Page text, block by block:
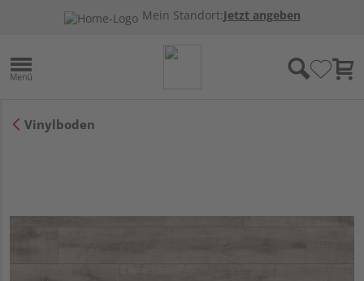
Mein Standort:Jetzt angeben
Vinylboden